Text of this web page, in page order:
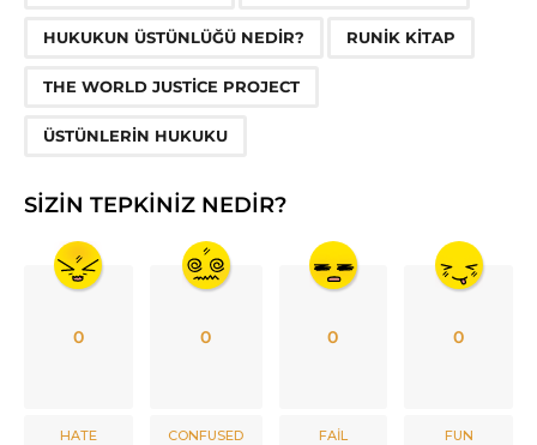
HUKUKUN ÜSTÜNLÜĞÜ NEDIR? RUNIK KITAP
THE WORLD JUSTICE PROJECT
ÜSTÜNLERIN HUKUKU
SIZIN TEPKINIZ NEDIR?
0
HATE
0
CONFUSED
0
FAIL
0
FUN